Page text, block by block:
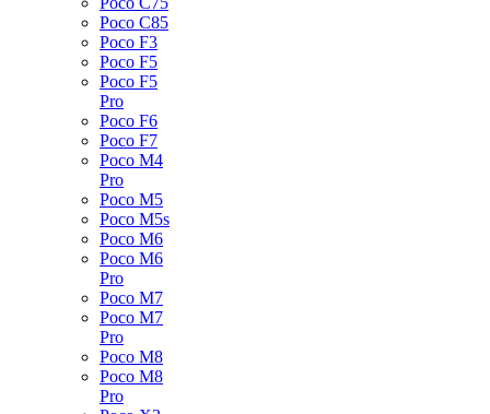
Poco C85
Poco F3
Poco F5
Poco F5
Pro
Poco F6
Poco F7
Poco M4
Pro
Poco M5
Poco M5s
Poco M6
Poco M6
Pro
Poco M7
Poco M7
Pro
Poco M8
Poco M8
Pro